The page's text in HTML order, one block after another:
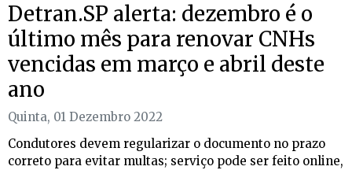
Detran.SP alerta: dezembro é o
último mês para renovar CNHs
vencidas em março e abril deste
ano
Quinta, 01 Dezembro 2022
Condutores devem regularizar o documento no prazo
correto para evitar multas; serviço pode ser feito online,